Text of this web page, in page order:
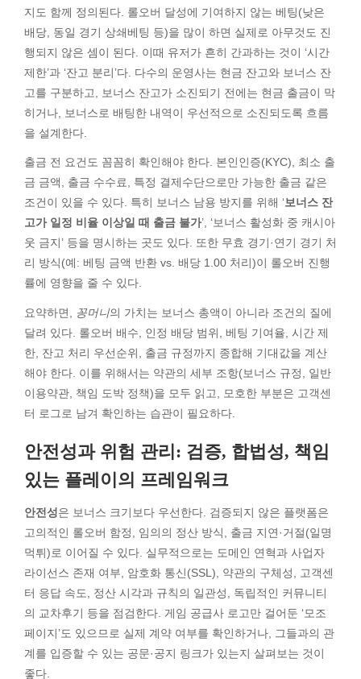
지도 함께 정의된다. 롤오버 달성에 기여하지 않는 베팅(낮은
배당, 동일 경기 상쇄베팅 등)을 많이 하면 실제로 아무것도 진
행되지 않은 셈이 된다. 이때 유저가 흔히 간과하는 것이 ‘시간
제한’과 ‘잔고 분리’다. 다수의 운영사는 현금 잔고와 보너스 잔
고를 구분하고, 보너스 잔고가 소진되기 전에는 현금 출금이 막
히거나, 보너스로 배팅한 내역이 우선적으로 소진되도록 흐름
을 설계한다.
출금 전 요건도 꼼꼼히 확인해야 한다. 본인인증(KYC), 최소 출
금 금액, 출금 수수료, 특정 결제수단으로만 가능한 출금 같은
조건이 있을 수 있다. 특히 보너스 남용 방지를 위해 ‘보너스 잔
고가 일정 비율 이상일 때 출금 불가’, ‘보너스 활성화 중 캐시아
웃 금지’ 등을 명시하는 곳도 있다. 또한 무효 경기·연기 경기 처
리 방식(예: 베팅 금액 반환 vs. 배당 1.00 처리)이 롤오버 진행
률에 영향을 줄 수 있다.
요약하면, 꽁머니의 가치는 보너스 총액이 아니라 조건의 질에
달려 있다. 롤오버 배수, 인정 배당 범위, 베팅 기여율, 시간 제
한, 잔고 처리 우선순위, 출금 규정까지 종합해 기대값을 계산
해야 한다. 이를 위해서는 약관의 세부 조항(보너스 규정, 일반
이용약관, 책임 도박 정책)을 모두 읽고, 모호한 부분은 고객센
터 로그로 남겨 확인하는 습관이 필요하다.
안전성과 위험 관리: 검증, 합법성, 책임
있는 플레이의 프레임워크
안전성은 보너스 크기보다 우선한다. 검증되지 않은 플랫폼은
고의적인 롤오버 함정, 임의의 정산 방식, 출금 지연·거절(일명
먹튀)로 이어질 수 있다. 실무적으로는 도메인 연혁과 사업자
라이선스 존재 여부, 암호화 통신(SSL), 약관의 구체성, 고객센
터 응답 속도, 정산 시각과 규칙의 일관성, 독립적인 커뮤니티
의 교차후기 등을 점검한다. 게임 공급사 로고만 걸어둔 ‘모조
페이지’도 있으므로 실제 계약 여부를 확인하거나, 그들과의 관
계를 입증할 수 있는 공문·공지 링크가 있는지 살펴보는 것이
좋다.